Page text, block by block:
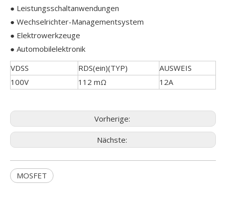
● Leistungsschaltanwendungen
● Wechselrichter-Managementsystem
● Elektrowerkzeuge
● Automobilelektronik
VDSS
RDS(ein)(TYP)
AUSWEIS
100V
112 mΩ 12A
Vorherige:
Nächste:
MOSFET